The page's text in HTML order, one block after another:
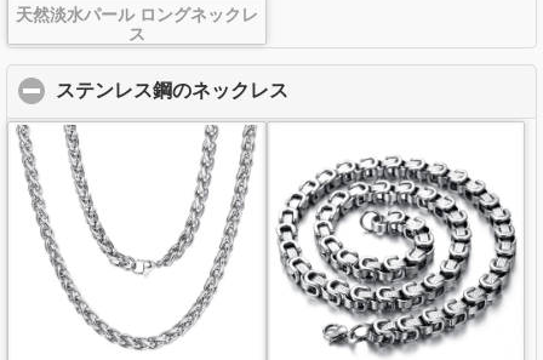
天然淡水パール ロングネックレ
ス
ステンレス鋼のネックレス